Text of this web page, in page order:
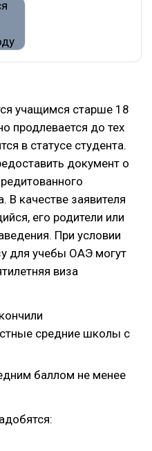
учащимся старше 18
продлевается до тех
в статусе студента.
документ о
В качестве заявителя
его родители или
При условии
для учебы ОАЭ могут
виза
средние школы с
баллом не менее